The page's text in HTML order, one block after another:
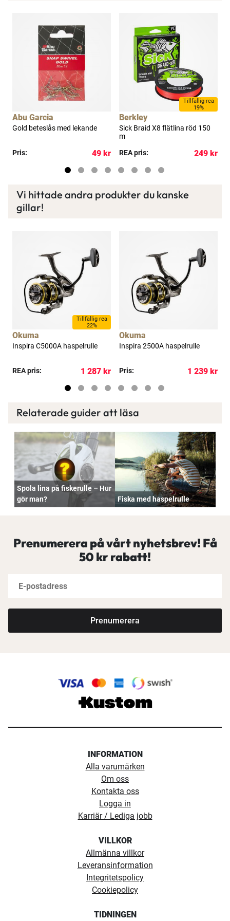
Abu Garcia
Gold beteslås med lekande
Pris: 49 kr
Tillfällig rea
19%
Berkley
Sick Braid X8 flätlina röd 150
m
REA pris:
249 kr
Vi hittade andra produkter du kanske
gillar!
Tillfällig rea
22%
Okuma
Inspira C5000A haspelrulle
REA pris: 1 287 kr
Okuma
Inspira 2500A haspelrulle
Pris: 1 239 kr
Relaterade guider att läsa
Spola lina på fiskerulle – Hur
gör man?
Fiska med haspelrulle
Prenumerera på vårt nyhetsbrev! Få
50 kr rabatt!
Prenumerera
INFORMATION
Alla varumärken
Om oss
Kontakta oss
Logga in
Karriär / Lediga jobb
VILLKOR
Allmänna villkor
Leveransinformation
Integritetspolicy
Cookiepolicy
TIDNINGEN